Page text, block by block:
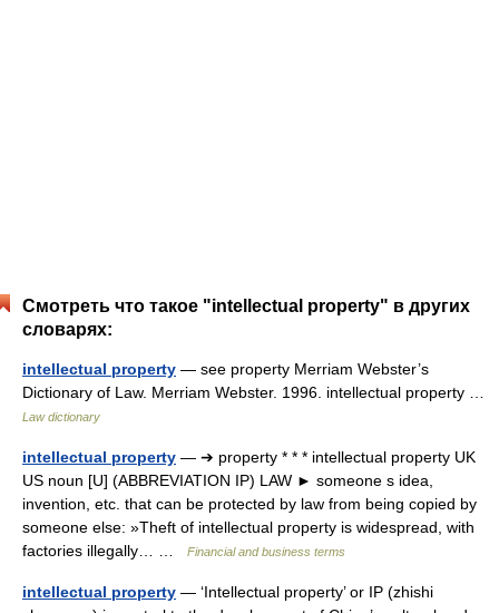
Смотреть что такое "intellectual property" в других
словарях:
intellectual property — see property Merriam Webster’s
Dictionary of Law. Merriam Webster. 1996. intellectual property …
Law dictionary
intellectual property — ➔ property * * * intellectual property UK
US noun [U] (ABBREVIATION IP) LAW ► someone s idea,
invention, etc. that can be protected by law from being copied by
someone else: »Theft of intellectual property is widespread, with
factories illegally… …
Financial and business terms
intellectual property — ‘Intellectual property’ or IP (zhishi